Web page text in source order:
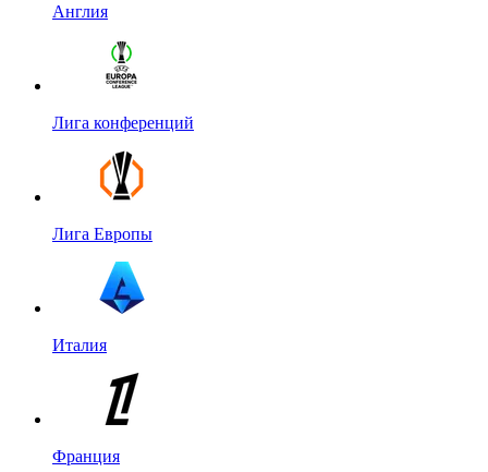
Англия
Лига конференций
Лига Европы
Италия
Франция